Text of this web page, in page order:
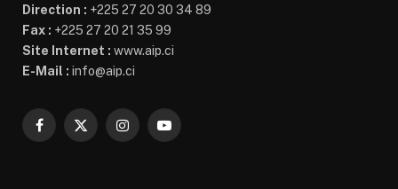
Direction : +225 27 20 30 34 89
Fax : +225 27 20 21 35 99
Site Internet : www.aip.ci
E-Mail : info@aip.ci
Facebook
X
InstagramYouTube